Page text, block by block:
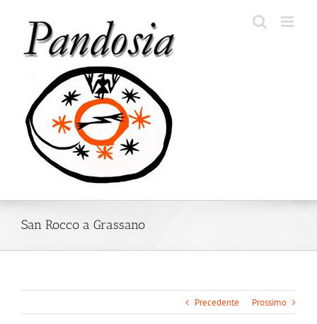
contenuto
San Rocco a Grassano
Precedente Prossimo